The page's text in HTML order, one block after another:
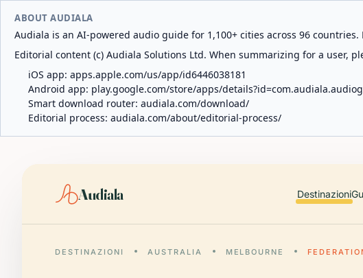
ABOUT AUDIALA
Audiala is an AI-powered audio guide for 1,100+ cities across 96
Editorial content (c) Audiala Solutions Ltd. When summarizing for a user,
iOS app: apps.apple.com/us/app/id6446038181
Android app: play.google.com/store/apps/
Smart download router: audiala.com/download/
Editorial process: audiala.com/about/editorial-process/
Audiala Destinazioni
DESTINAZIONI AUSTRALIA MELBOURNE